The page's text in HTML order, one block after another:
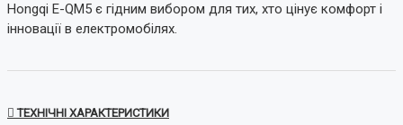
Hongqi E-QM5 є гідним вибором для тих, хто цінує комфорт і
інновації в електромобілях.
ТЕХНІЧНІ ХАРАКТЕРИСТИКИ